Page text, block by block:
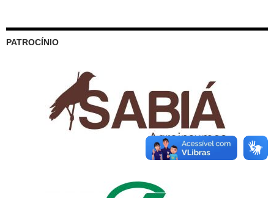
PATROCÍNIO